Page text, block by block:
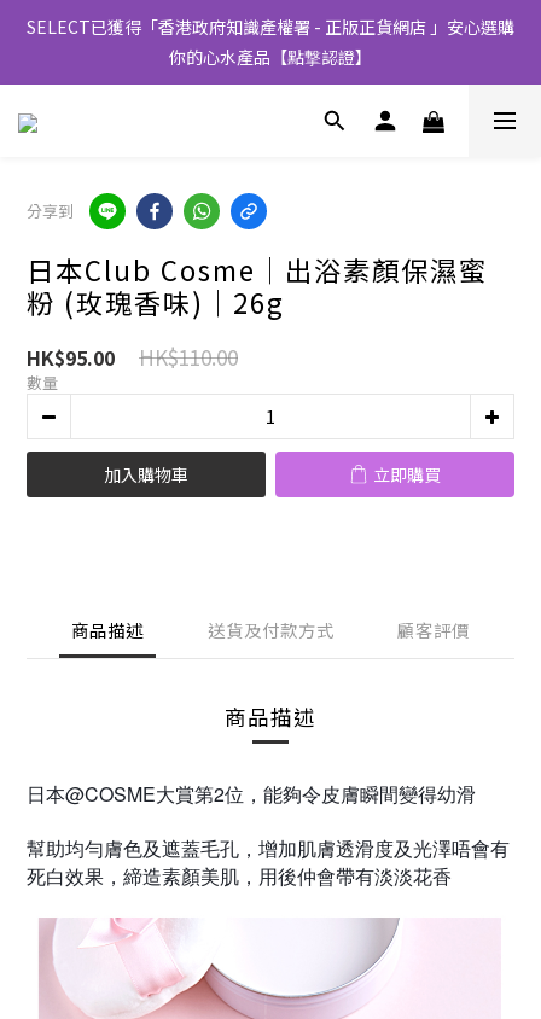
SELECT已獲得「香港政府知識產權署 - 正版正貨網店 」安心選購
你的心水產品【點撃認證】
分享到
日本Club Cosme│出浴素顏保濕蜜
粉 (玫瑰香味)│26g
HK$95.00 HK$110.00
數量
加入購物車 立即購買
商品描述 送貨及付款方式 顧客評價
商品描述
日本@COSME大賞第2位 ， 能夠令皮膚瞬間變得幼滑
幫助均勻膚色及遮蓋毛孔 ， 增加肌膚透滑度及光澤唔會有
死白效果，締造素顏美肌 ， 用後仲會帶有淡淡花香